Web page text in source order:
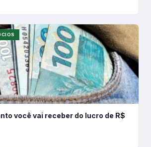
você vai receber do lucro de R$